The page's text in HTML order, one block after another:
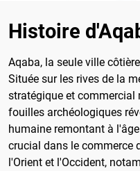
Histoire
Aqaba, la seule ville
Située sur les rives de la
stratégique et commercial
fouilles archéologiques
humaine remontant à
crucial dans le commerce
l'Orient et l'Occident,